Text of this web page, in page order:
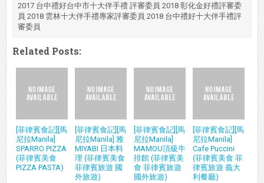
2017 台中禮好台中市十大伴手禮 評審委員 2018 彰化金好禮評審委
員 2018 雲林十大伴手禮專家評審委員 2018 台中禮好十大伴手禮評
審委員
Related Posts:
[菲律賓食記][馬
尼拉Manila]
SPARRO PIZZA
(菲律賓美食
PIZZA PASTA)
[菲律賓食記][馬
尼拉Manila] 雅
MIYABI 日本料
理 (菲律賓美食
菲律賓旅遊 國
外旅遊)
[菲律賓食記][馬
尼拉Manila]
MAMOU頂級牛
排館 (菲律賓美
食 菲律賓旅遊
國外旅遊)
[菲律賓食記][馬
尼拉Manila]
Cafe Puccini
(菲律賓美食 菲
律賓旅遊 義大
利餐廳)